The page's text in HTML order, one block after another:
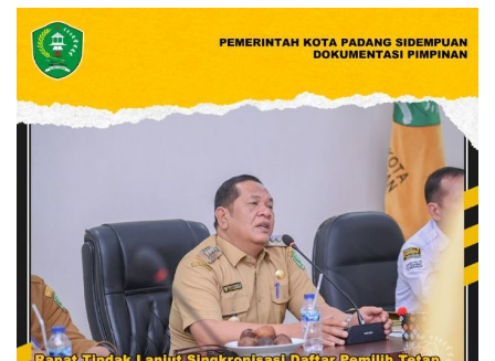
DEMOGRAFI
PEMERINTAHAN
SEJARAH
VISI MISI
OPD